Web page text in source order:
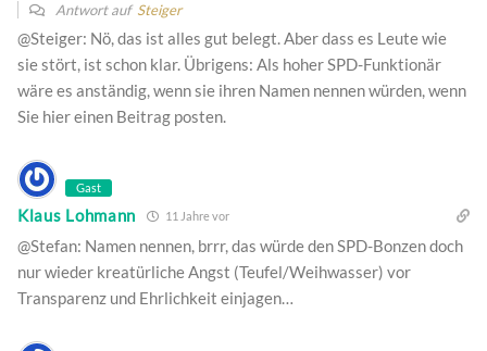
Antwort auf Steiger
@Steiger: Nö, das ist alles gut belegt. Aber dass es Leute wie
sie stört, ist schon klar. Übrigens: Als hoher SPD-Funktionär
wäre es anständig, wenn sie ihren Namen nennen würden, wenn
Sie hier einen Beitrag posten.
Gast
Klaus Lohmann 11 Jahre vor
@Stefan: Namen nennen, brrr, das würde den SPD-Bonzen doch
nur wieder kreatürliche Angst (Teufel/Weihwasser) vor
Transparenz und Ehrlichkeit einjagen…